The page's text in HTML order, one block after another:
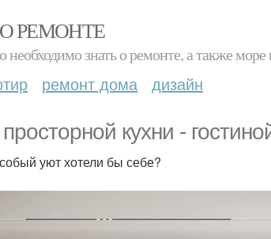
РЕМОНТЕ
необходимо знать о ремонте, а также
ремонт дома дизайн
кухни -
уют хотели бы себе?